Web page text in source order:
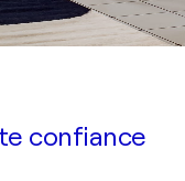
confiance